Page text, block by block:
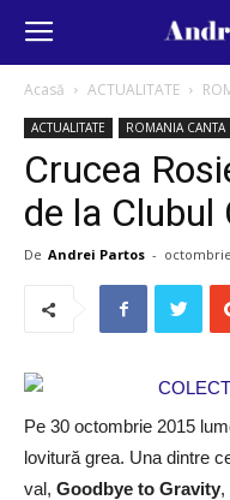
Acasă ACTUALITATE
ACTUALITATE ROMANIA CANTA
Crucea
de la Clubul
De Andrei Partos -
Pe 30 octombrie 2015
lovitură grea. Una dintre
val, Goodbye to Gravity,